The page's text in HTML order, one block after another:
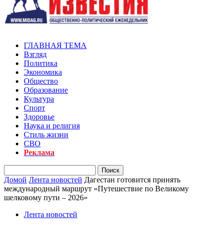
ГЛАВНАЯ ТЕМА
Взгляд
Политика
Экономика
Общество
Образование
Культура
Спорт
Здоровье
Наука и религия
Стиль жизни
СВО
Реклама
Домой Лента новостей Дагестан готовится принять
международный маршрут «Путешествие по Великому
шелковому пути – 2026»
Лента новостей